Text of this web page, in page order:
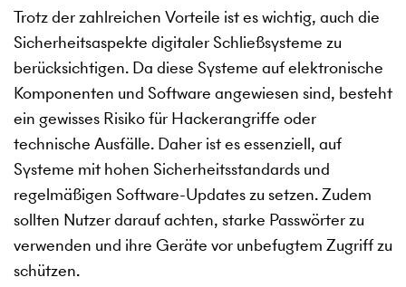
Trotz der zahlreichen Vorteile ist es wichtig, auch die
Sicherheitsaspekte digitaler Schließsysteme zu
berücksichtigen. Da diese Systeme auf elektronische
Komponenten und Software angewiesen sind, besteht
ein gewisses Risiko für Hackerangriffe oder
technische Ausfälle. Daher ist es essenziell, auf
Systeme mit hohen Sicherheitsstandards und
regelmäßigen Software-Updates zu setzen. Zudem
sollten Nutzer darauf achten, starke Passwörter zu
verwenden und ihre Geräte vor unbefugtem Zugriff zu
schützen.